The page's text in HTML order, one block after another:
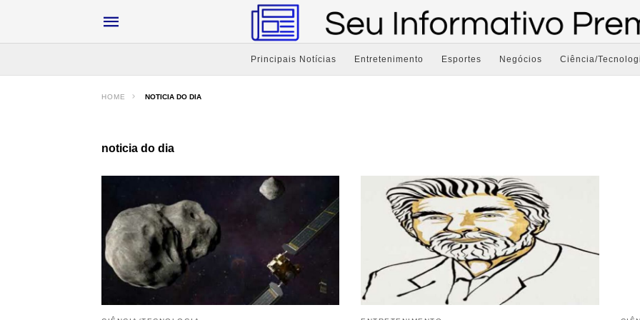
Principais Notícias Entretenimento Esportes Negócios Ciência/
HOME NOTICIA DO DIA
noticia do dia